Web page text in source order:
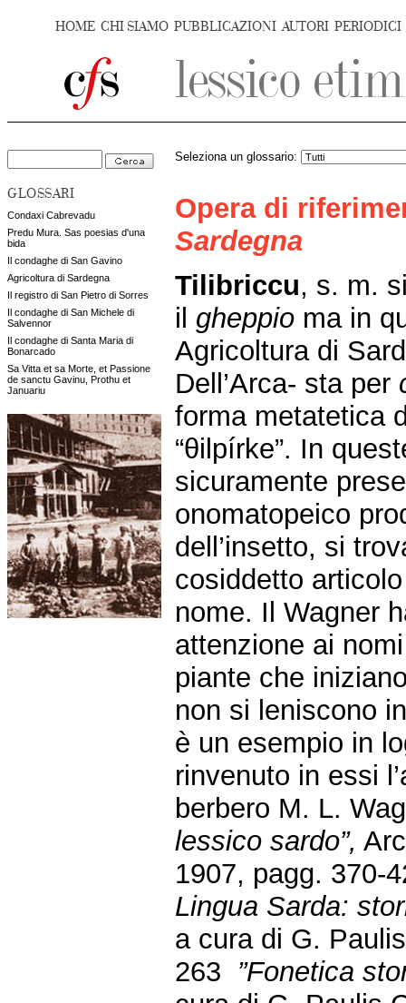
HOME CHI SIAMO PUBBLICAZIONI AUTORI PERIODICI
GLOSSARI
Condaxi Cabrevadu
Predu Mura. Sas poesias d'una
bida
Il condaghe di San Gavino
Agricoltura di Sardegna
Il registro di San Pietro di Sorres
Il condaghe di San Michele di
Salvennor
Il condaghe di Santa Maria di
Bonarcado
Sa Vitta et sa Morte, et Passione
de sanctu Gavinu, Prothu et
Januariu
Seleziona un glossario:
Opera di
Sardegna
Tilibriccu, s. m.
il gheppio ma in
Agricoltura di
Dell’Arca- sta per
forma metatetica
“θilpírke”. In
sicuramente
onomatopeico
dell’insetto, si
cosiddetto
nome. Il Wagner
attenzione ai
piante che
non si leniscono
è un esempio in
rinvenuto in essi
berbero M. L.
lessico sardo”,
1907, pagg. 370-
Lingua Sarda:
a cura di G.
263 ”Fonetica